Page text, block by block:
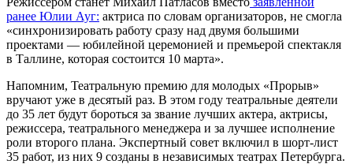
ранее Юлии Ауг: актриса по словам организаторов, не смогла
«синхронизировать работу сразу над двумя большими
проектами — юбилейной церемонией и премьерой спектакля
в Таллине, которая состоится 10 марта».
Напомним, Театральную премию для молодых «Прорыв»
вручают уже в десятый раз. В этом году театральные деятели
до 35 лет будут бороться за звание лучших актера, актрисы,
режиссера, театрального менеджера и за лучшее исполнение
роли второго плана. Экспертный совет включил в шорт-лист
35 работ, из них 9 созданы в независимых театрах Петербурга.